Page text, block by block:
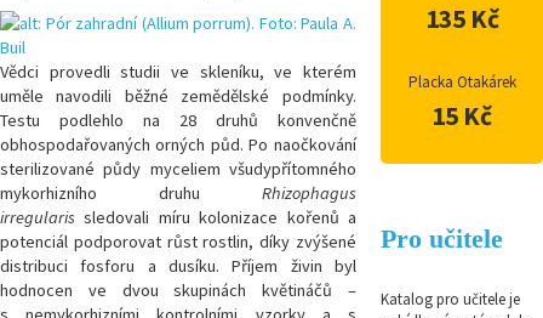
Vědci provedli studii ve skleníku, ve kterém
uměle navodili běžné zemědělské podmínky.
Testu podlehlo na 28 druhů konvenčně
obhospodařovaných orných půd. Po naočkování
sterilizované půdy myceliem všudypřítomného
mykorhizního druhu Rhizophagus
irregularis sledovali míru kolonizace kořenů a
potenciál podporovat růst rostlin, díky zvýšené
distribuci fosforu a dusíku. Příjem živin byl
hodnocen ve dvou skupinách květináčů –
135 Kč
Placka Otakárek
15 Kč
Pro učitele
Katalog pro učitele je